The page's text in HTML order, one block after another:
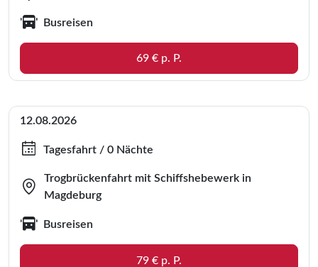
Busreisen
69 € p. P.
12.08.2026
Tagesfahrt / 0 Nächte
Trogbrückenfahrt mit Schiffshebewerk in
Magdeburg
Busreisen
79 € p. P.